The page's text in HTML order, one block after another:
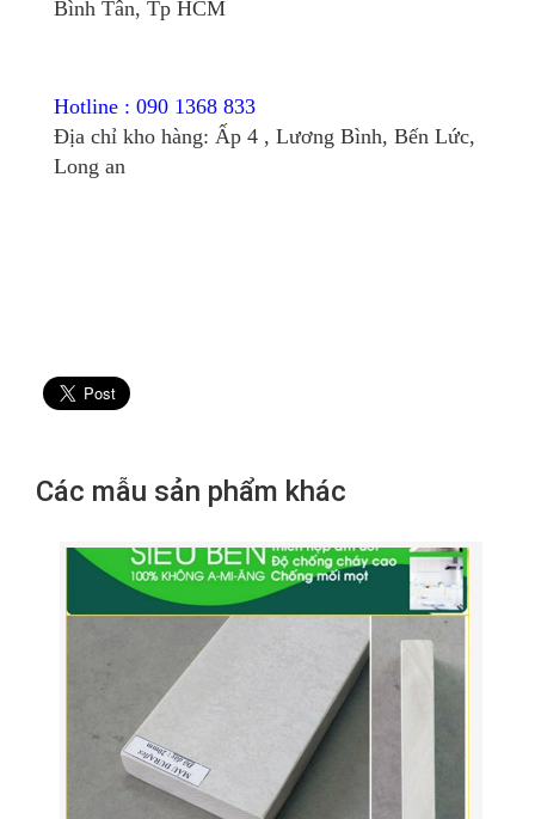
Bình Tân, Tp HCM
Hotline : 090 1368 833
Địa chỉ kho hàng: Ấp 4 , Lương Bình, Bến Lức,
Long an
Các mẫu sản phẩm khác